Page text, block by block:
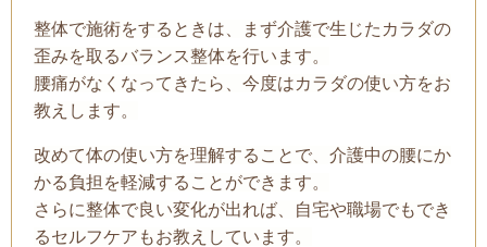
整体で施術をするときは、まず介護で生じたカラダの
歪みを取るバランス整体を行います。
腰痛がなくなってきたら、今度はカラダの使い方をお
教えします。
改めて体の使い方を理解することで、介護中の腰にか
かる負担を軽減することができます。
さらに整体で良い変化が出れば、自宅や職場でもでき
るセルフケアもお教えしています。